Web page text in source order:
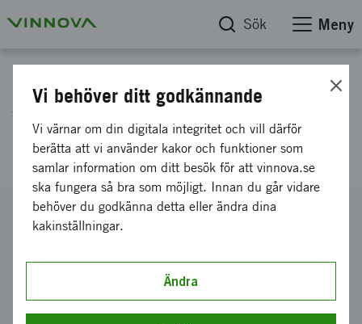
Sök Meny
Verklighetslabb för breddat
deltagande
Diarienummer
2018-02670
Koordinator
Avdelningen för student och
ledningsservice
Vi behöver ditt godkännande
Vi värnar om din digitala integritet och vill därför
berätta att vi använder kakor och funktioner som
samlar information om ditt besök för att vinnova.se
ska fungera så bra som möjligt. Innan du går vidare
behöver du godkänna detta eller ändra dina
kakinställningar.
Ändra